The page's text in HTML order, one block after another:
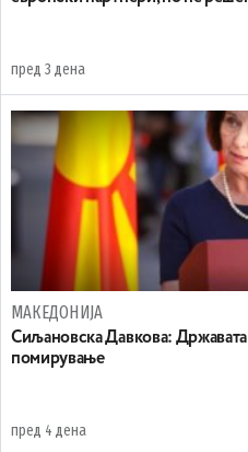
пред 3 дена
МАКЕДОНИЈА
Сиљановска Давкова:
помирување
пред 4 дена